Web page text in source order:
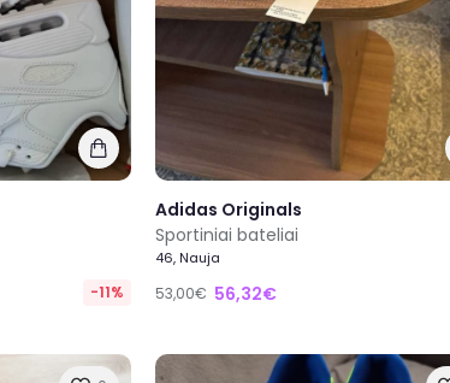
-11%
Adidas Originals
Sportiniai bateliai
46, Nauja
53,00€ 56,32€